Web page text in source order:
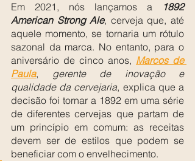
Em 2021, nós lançamos a
1892
American Strong Ale, cerveja que, até
aquele momento, se tornaria um rótulo
sazonal da marca. No entanto, para o
aniversário de cinco anos, Marcos de
Paula, gerente de inovação e
qualidade da cervejaria, explica que a
decisão foi tornar a 1892 em uma série
de diferentes cervejas que partam de
um princípio em comum: as receitas
devem ser de estilos que podem se
beneficiar com o envelhecimento.